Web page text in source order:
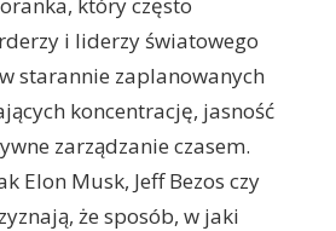
i liderzy światowego
starannie zaplanowanych
koncentrację, jasność
zarządzanie czasem.
Elon Musk, Jeff Bezos czy
że sposób, w jaki